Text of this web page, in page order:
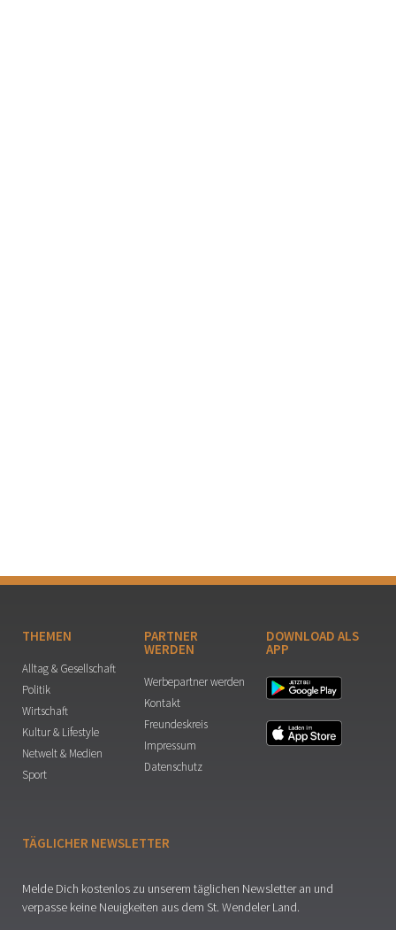
THEMEN
Alltag & Gesellschaft
Politik
Wirtschaft
Kultur & Lifestyle
Netwelt & Medien
Sport
PARTNER
WERDEN
Werbepartner werden
Kontakt
Freundeskreis
Impressum
Datenschutz
DOWNLOAD ALS
APP
TÄGLICHER NEWSLETTER
Melde Dich kostenlos zu unserem täglichen Newsletter an und
verpasse keine Neuigkeiten aus dem St. Wendeler Land.